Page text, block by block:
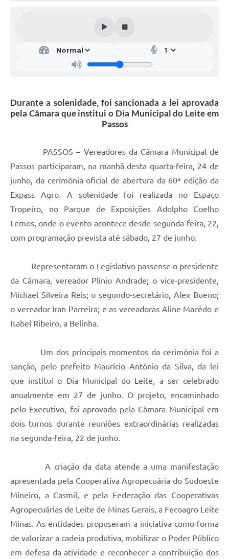
Durante a solenidade, foi sancionada a lei aprovada
pela Câmara que institui o Dia Municipal do Leite em
Passos
PASSOS – Vereadores da Câmara Municipal de
Passos participaram, na manhã desta quarta-feira, 24 de
junho, da cerimônia oficial de abertura da 60ª edição da
Expass Agro. A solenidade foi realizada no Espaço
Tropeiro, no Parque de Exposições Adolpho Coelho
Lemos, onde o evento acontece desde segunda-feira, 22,
com programação prevista até sábado, 27 de junho.
Representaram o Legislativo passense o presidente
da Câmara, vereador Plínio Andrade; o vice-presidente,
Michael Silveira Reis; o segundo-secretário, Alex Bueno;
o vereador Iran Parreira; e as vereadoras Aline Macêdo e
Isabel Ribeiro, a Belinha.
Um dos principais momentos da cerimônia foi a
sanção, pelo prefeito Maurício Antônio da Silva, da lei
que institui o Dia Municipal do Leite, a ser celebrado
anualmente em 27 de junho. O projeto, encaminhado
pelo Executivo, foi aprovado pela Câmara Municipal em
dois turnos durante reuniões extraordinárias realizadas
na segunda-feira, 22 de junho.
A criação da data atende a uma manifestação
apresentada pela Cooperativa Agropecuária do Sudoeste
Mineiro, a Casmil, e pela Federação das Cooperativas
Agropecuárias de Leite de Minas Gerais, a Fecoagro Leite
Minas. As entidades propuseram a iniciativa como forma
de valorizar a cadeia produtiva, mobilizar o Poder Público
em defesa da atividade e reconhecer a contribuição dos